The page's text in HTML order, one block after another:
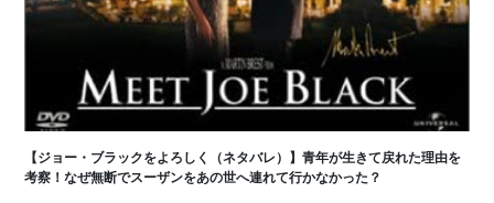
【ジョー・ブラックをよろしく（ネタバレ）】青年が生きて戻れた理由を
考察！なぜ無断でスーザンをあの世へ連れて行かなかった？